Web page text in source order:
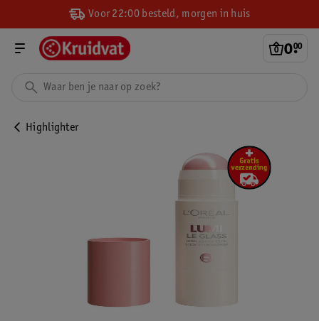
Voor 22:00 besteld, morgen in huis
0.
00
Highlighter